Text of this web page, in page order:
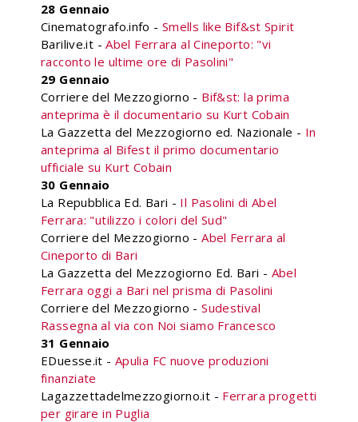
28 Gennaio
Cinematografo.info - Smells like Bif&st Spirit
Barilive.it -Abel Ferrara al Cineporto: "vi
racconto le ultime ore di Pasolini"
29 Gennaio
Corriere del Mezzogiorno - Bif&st: la prima
anteprima è il documentario su Kurt Cobain
La Gazzetta del Mezzogiorno ed. Nazionale - In
anteprima al Bifest il primo documentario
ufficiale su Kurt Cobain
30 Gennaio
La Repubblica Ed. Bari - Il Pasolini di Abel
Ferrara: "utilizzo i colori del Sud"
Corriere del Mezzogiorno -Abel Ferrara al
Cineporto di Bari
La Gazzetta del Mezzogiorno Ed. Bari - Abel
Ferrara oggi a Bari nel prisma di Pasolini
Corriere del Mezzogiorno -Sudestival
Rassegna al via con Noi siamo Francesco
31 Gennaio
EDuesse.it - Apulia FC nuove produzioni
finanziate
Lagazzettadelmezzogiorno.it - Ferrara progetti
per girare in Puglia